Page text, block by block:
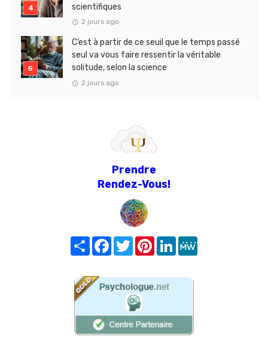
scientifiques
2 jours ago
C’est à partir de ce seuil que le temps passé
seul va vous faire ressentir la véritable
solitude, selon la science
2 jours ago
Prendre
Rendez-Vous!
Share FacebookTwitterPinterest
LinkedIn